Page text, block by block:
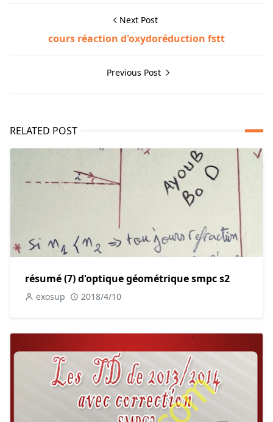
Next Post
cours réaction d'oxydoréduction fstt
Previous Post
RELATED POST
résumé (7) d'optique géométrique smpc s2
exosup 2018/4/10